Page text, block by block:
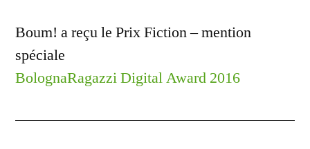
Boum! a reçu le Prix Fiction – mention
spéciale
BolognaRagazzi Digital Award 2016